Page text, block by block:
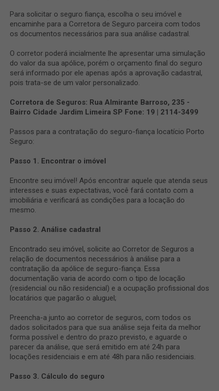
Para solicitar o seguro fiança, escolha o seu imóvel e
encaminhe para a Corretora de Seguro parceira com todos
os documentos necessários para sua análise cadastral.
O corretor poderá incialmente lhe apresentar uma simulação
do valor da sua apólice, porém o orçamento final do seguro
será informado por ele apenas após a aprovação cadastral,
pois trata-se de um valor personalizado.
Corretora de Seguros: Rua Almirante Barroso, 235 -
Bairro Cidade Jardim Limeira SP Fone: 19 | 2114-3499
Passos para a contratação do seguro-fiança locatício Porto
Seguro:
Passo 1. Encontrar o imóvel
Encontre seu imóvel! Após encontrar aquele que atenda seus
interesses e suas expectativas, você fará contato com a
imobiliária e verificará as condições para a locação do
mesmo.
Passo 2. Análise cadastral
Encontrado seu imóvel, solicite ao Corretor de Seguros a
relação de documentos necessários à análise para a
contratação da apólice de seguro-fiança. Essa
documentação varia de acordo com o tipo de locação
(residencial ou não residencial) e a ocupação profissional dos
locatários que pagarão o aluguel;
Preencha-a junto ao corretor de seguros, com todos os
dados solicitados para que sua análise seja feita da melhor
forma possível e dentro do prazo previsto, e aguarde o
parecer da análise, que será emitido em até 24h para
locações residenciais e em até 48h para não residenciais.
Passo 3. Cálculo do seguro